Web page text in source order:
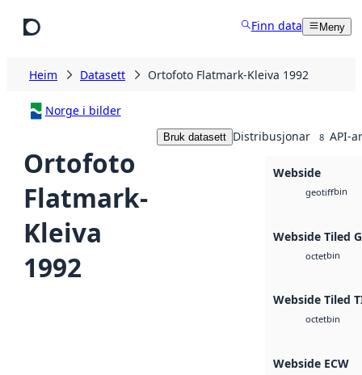
Finn data Meny
Heim Datasett Ortofoto Flatmark-Kleiva 1992
Norge i bilder
Ortofoto
Flatmark-
Kleiva
1992
Bruk datasett Distribusjonar 8 API-ar
Webside
geotiffbin
Webside Tiled
octetbin
Webside Tiled
octetbin
Webside ECW